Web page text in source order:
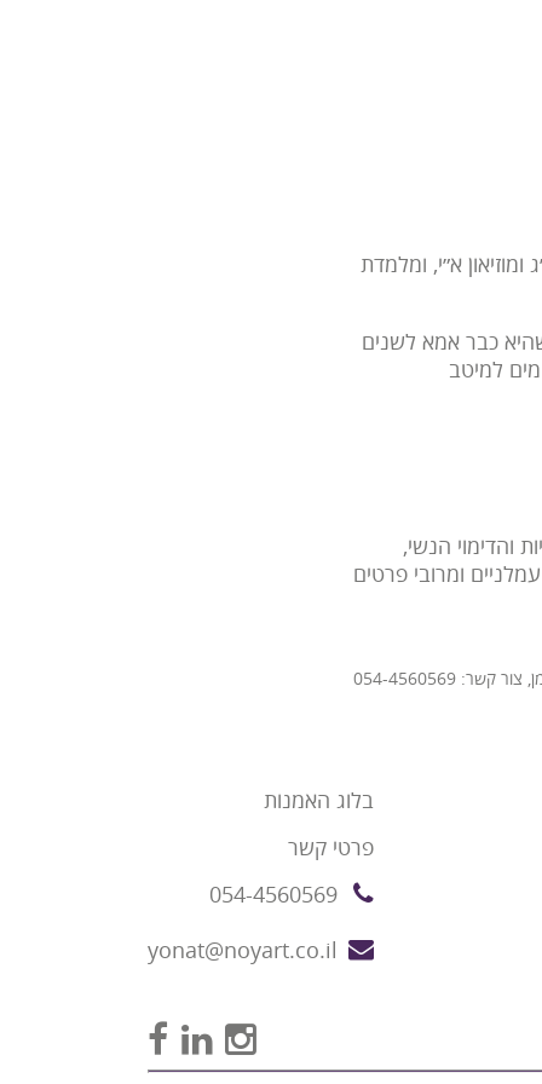
א״י, ומלמדת
לימבוס, תירוש ועוד, בתערוכות קבוצתיות ותערוכת יחיד. וב-1996 כשהיא כבר אמא לשנים
למיטב
והדימוי הנשי,
ומרובי פרטים
054-4560569
בלוג האמנות
פרטי קשר
054-4560569
yonat@noyart.co.il